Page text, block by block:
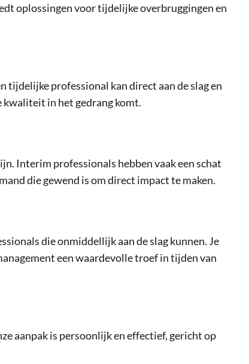
oplossingen voor tijdelijke overbruggingen en
tijdelijke professional kan direct aan de slag en
kwaliteit in het gedrang komt.
Interim professionals hebben vaak een schat
die gewend is om direct impact te maken.
die onmiddellijk aan de slag kunnen. Je
een waardevolle troef in tijden van
aanpak is persoonlijk en effectief, gericht op